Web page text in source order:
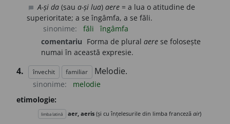
A-și da (saua-și lua)aere = a lua o atitudine de
superioritate; a se îngâmfa, a se făli.
sinonime:
făli
îngâmfa
comentariu Forma de plural aere se folosește
numai în această expresie.
4. învechit familiar Melodie.
sinonime:
melodie
etimologie:
limba latină aer, aeris(și cu înțelesurile din limba franceză air)